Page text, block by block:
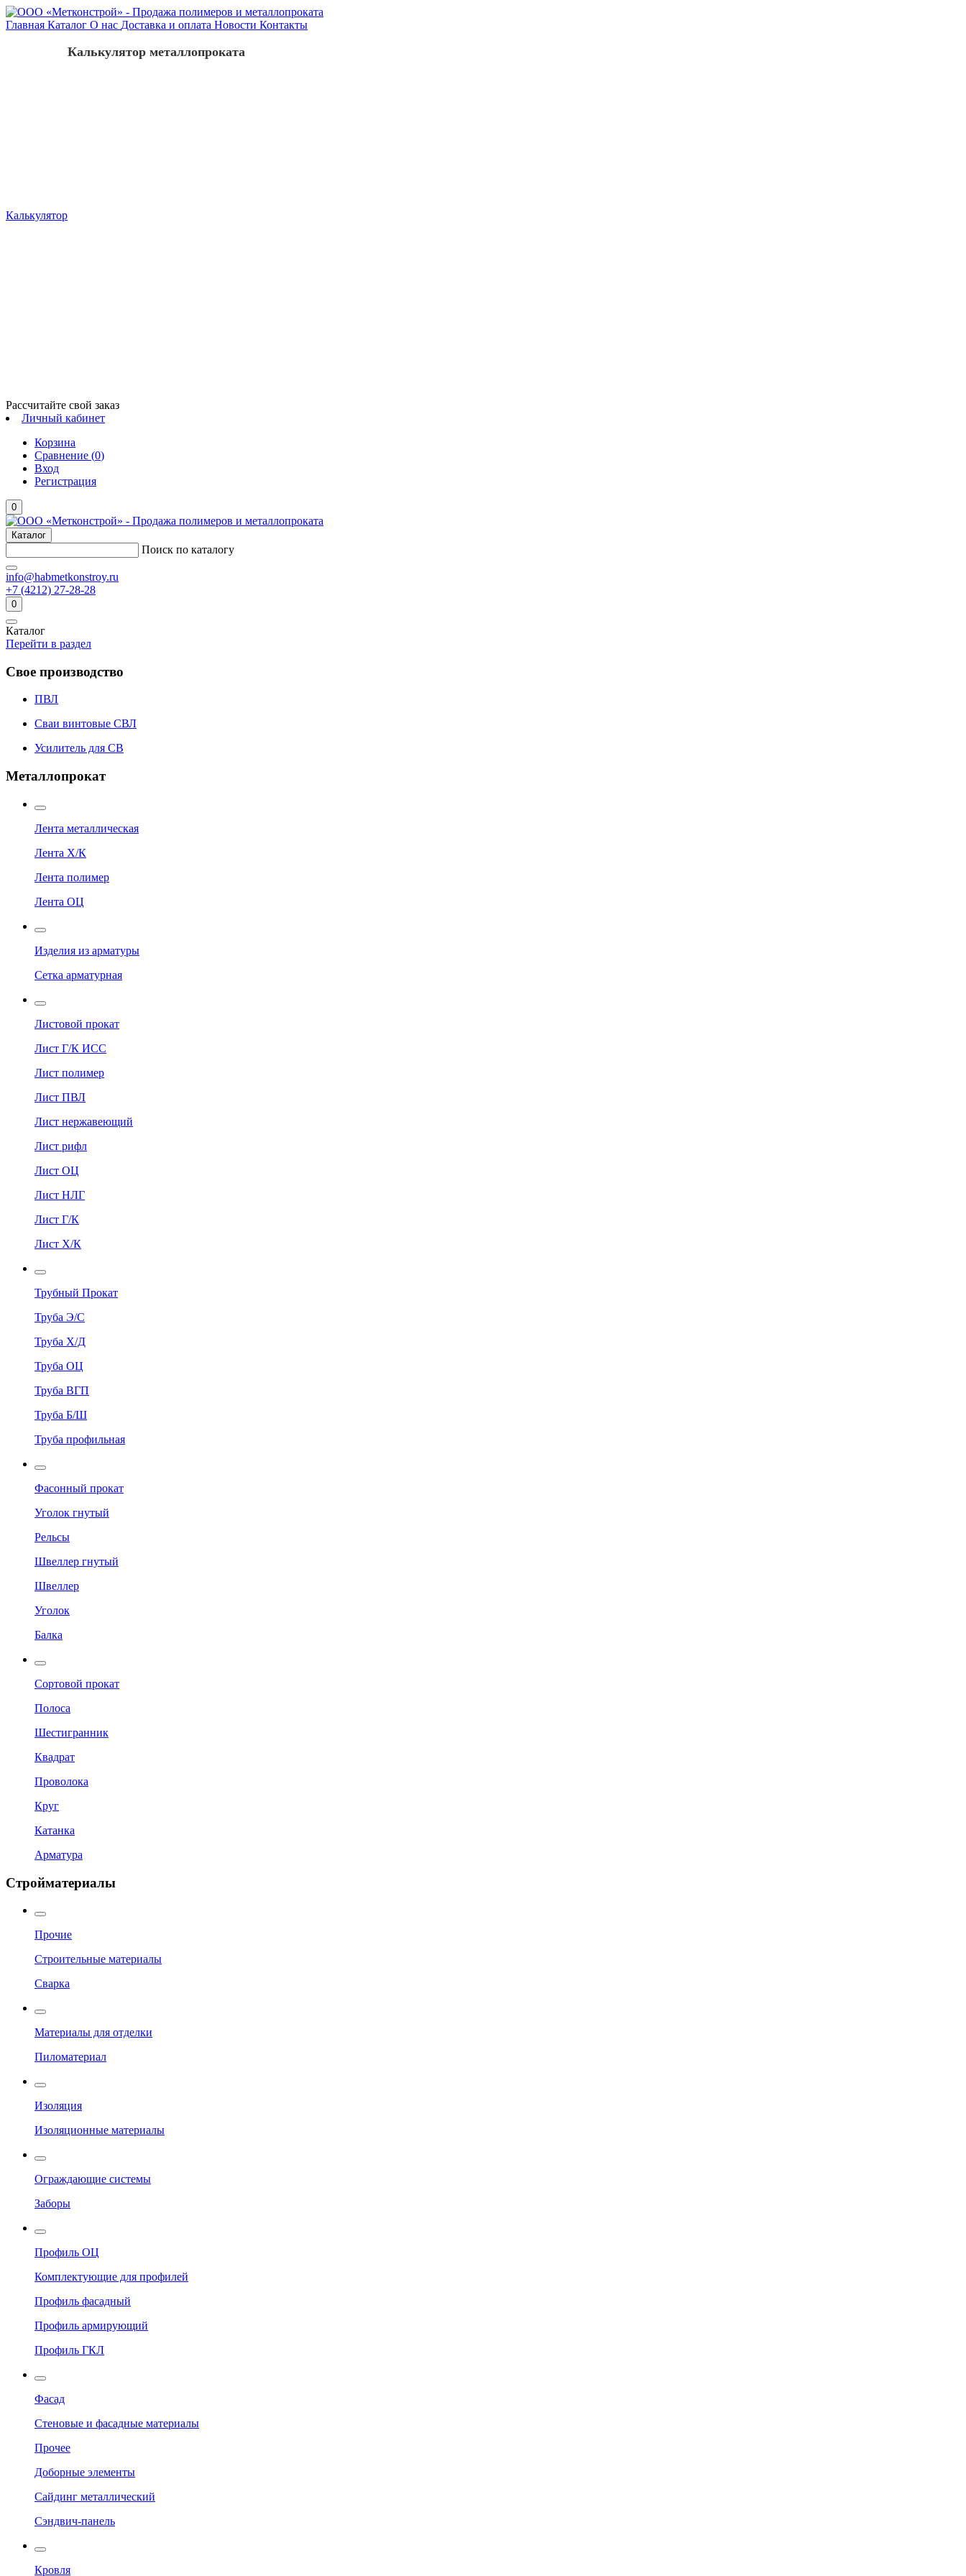
Главная Каталог О нас Доставка и оплата Новости Контакты
Калькулятор
Калькулятор металлопроката
Рассчитайте свой заказ
Личный кабинет
Корзина
Сравнение (0)
Вход
Регистрация
0
Каталог
Поиск по каталогу
info@habmetkonstroy.ru
+7 (4212) 27-28-28
0
Каталог
Перейти в раздел
Свое производство
ПВЛ
Сваи винтовые СВЛ
Усилитель для СВ
Металлопрокат
Лента металлическая
Лента Х/К
Лента полимер
Лента ОЦ
Изделия из арматуры
Сетка арматурная
Листовой прокат
Лист Г/К ИСС
Лист полимер
Лист ПВЛ
Лист нержавеющий
Лист рифл
Лист ОЦ
Лист НЛГ
Лист Г/К
Лист Х/К
Трубный Прокат
Труба Э/С
Труба Х/Д
Труба ОЦ
Труба ВГП
Труба Б/Ш
Труба профильная
Фасонный прокат
Уголок гнутый
Рельсы
Швеллер гнутый
Швеллер
Уголок
Балка
Сортовой прокат
Полоса
Шестигранник
Квадрат
Проволока
Круг
Катанка
Арматура
Стройматериалы
Прочие
Строительные материалы
Сварка
Материалы для отделки
Пиломатериал
Изоляция
Изоляционные материалы
Ограждающие системы
Заборы
Профиль ОЦ
Комплектующие для профилей
Профиль фасадный
Профиль армирующий
Профиль ГКЛ
Фасад
Стеновые и фасадные материалы
Прочее
Доборные элементы
Сайдинг металлический
Сэндвич-панель
Кровля